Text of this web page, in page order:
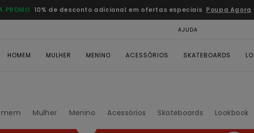
PROMO 10% de desconto adicional em ofertas especiais Poupa Agora
AJUDA
HOMEM MULHER MENINO ACESSÓRIOS SKATEBOARDS
Mulher Menino Acessórios Skateboards Lookbook